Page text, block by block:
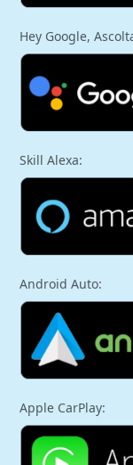
Hey Google,
Skill Alexa:
Android Auto:
Apple CarPlay: